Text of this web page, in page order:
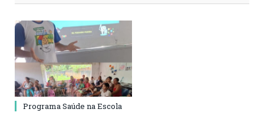
Programa Saúde na Escola